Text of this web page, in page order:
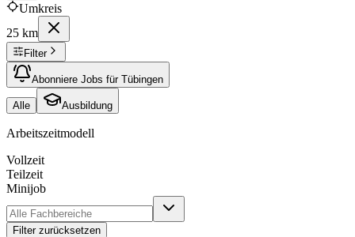
Umkreis
25 km
Filter
Abonniere Jobs für Tübingen
Alle Ausbildung
Arbeitszeitmodell
Vollzeit
Teilzeit
Minijob
Filter zurücksetzen